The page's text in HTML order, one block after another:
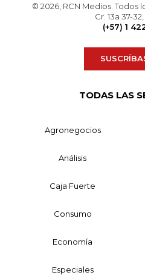
© 2026, RCN Medios. Todos
Cr. 13a 37-
(+57) 1
TODAS LAS
Agronegocios
Análisis
Caja Fuerte
Consumo
Economía
Especiales